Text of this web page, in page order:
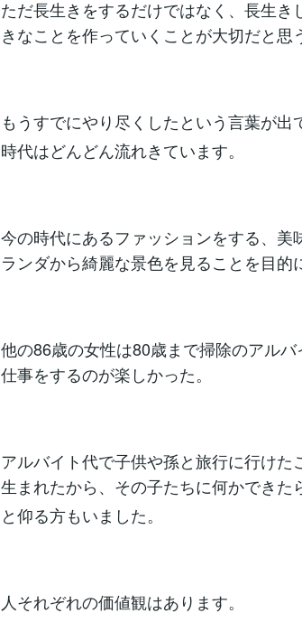
ただ長生きをするだけではなく、長生
きなことを作っていくことが大切だと思
もうすでにやり尽くしたという言葉が出
時代はどんどん流れきています。
今の時代にあるファッションをする、
ランダから綺麗な景色を見ることを目的
他の86歳の女性は80歳まで掃除のアル
仕事をするのが楽しかった。
アルバイト代で子供や孫と旅行に行け
生まれたから、その子たちに何かできた
と仰る方もいました。
人それぞれの価値観はあります。